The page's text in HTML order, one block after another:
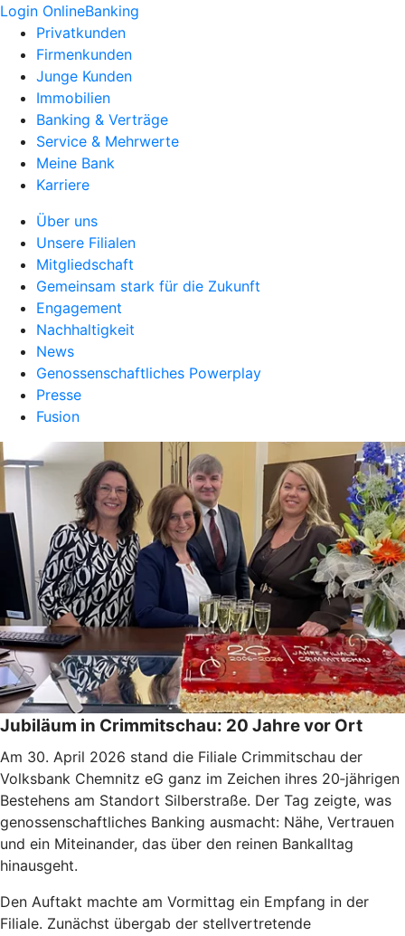
Login OnlineBanking
Privatkunden
Firmenkunden
Junge Kunden
Immobilien
Banking & Verträge
Service & Mehrwerte
Meine Bank
Karriere
Über uns
Unsere Filialen
Mitgliedschaft
Gemeinsam stark für die Zukunft
Engagement
Nachhaltigkeit
News
Genossenschaftliches Powerplay
Presse
Fusion
Jubiläum in Crimmitschau: 20 Jahre vor Ort
Am 30. April 2026 stand die Filiale Crimmitschau der
Volksbank Chemnitz eG ganz im Zeichen ihres 20‑jährigen
Bestehens am Standort Silberstraße. Der Tag zeigte, was
genossenschaftliches Banking ausmacht: Nähe, Vertrauen
und ein Miteinander, das über den reinen Bankalltag
hinausgeht.
Den Auftakt machte am Vormittag ein Empfang in der
Filiale. Zunächst übergab der stellvertretende